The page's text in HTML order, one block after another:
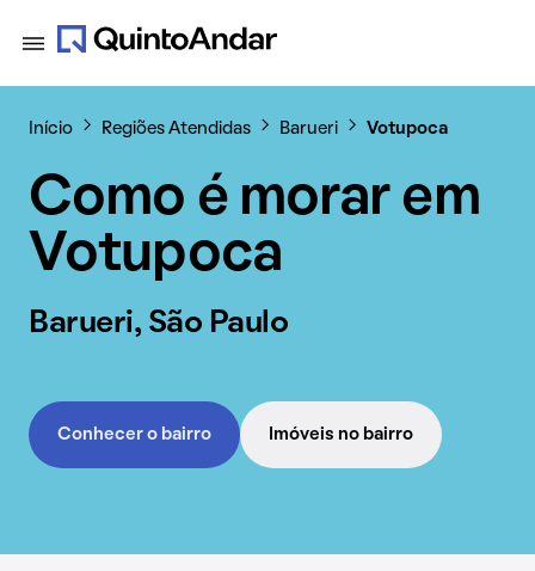
Início Regiões Atendidas Barueri Votupoca
Como é morar em
Votupoca
Barueri, São Paulo
Conhecer o bairro Imóveis no bairro